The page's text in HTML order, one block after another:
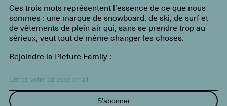
Ces trois mots représentent l'essence de ce que nous
sommes : une marque de snowboard, de ski, de surf et
de vêtements de plein air qui, sans se prendre trop au
sérieux, veut tout de même changer les choses.
Rejoindre la Picture Family :
S’abonner